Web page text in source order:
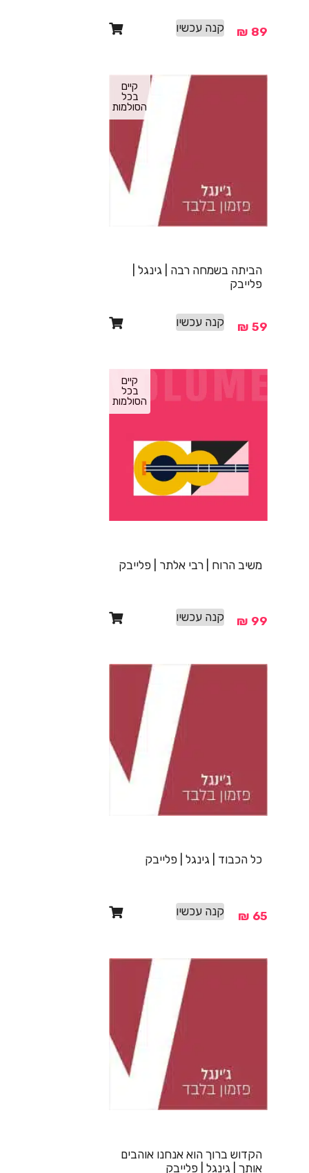
₪ 89 קנה עכשיו
קיים
בכל
הסולמות
הביתה בשמחה רבה | גינגל |
פלייבק
₪ 59 קנה עכשיו
קיים
בכל
הסולמות
משיב הרוח | רבי אלתר | פלייבק
₪ 99 קנה עכשיו
כל הכבוד | גינגל | פלייבק
₪ 65 קנה עכשיו
הקדוש ברוך הוא אנחנו אוהבים
אותך | גינגל | פלייבק